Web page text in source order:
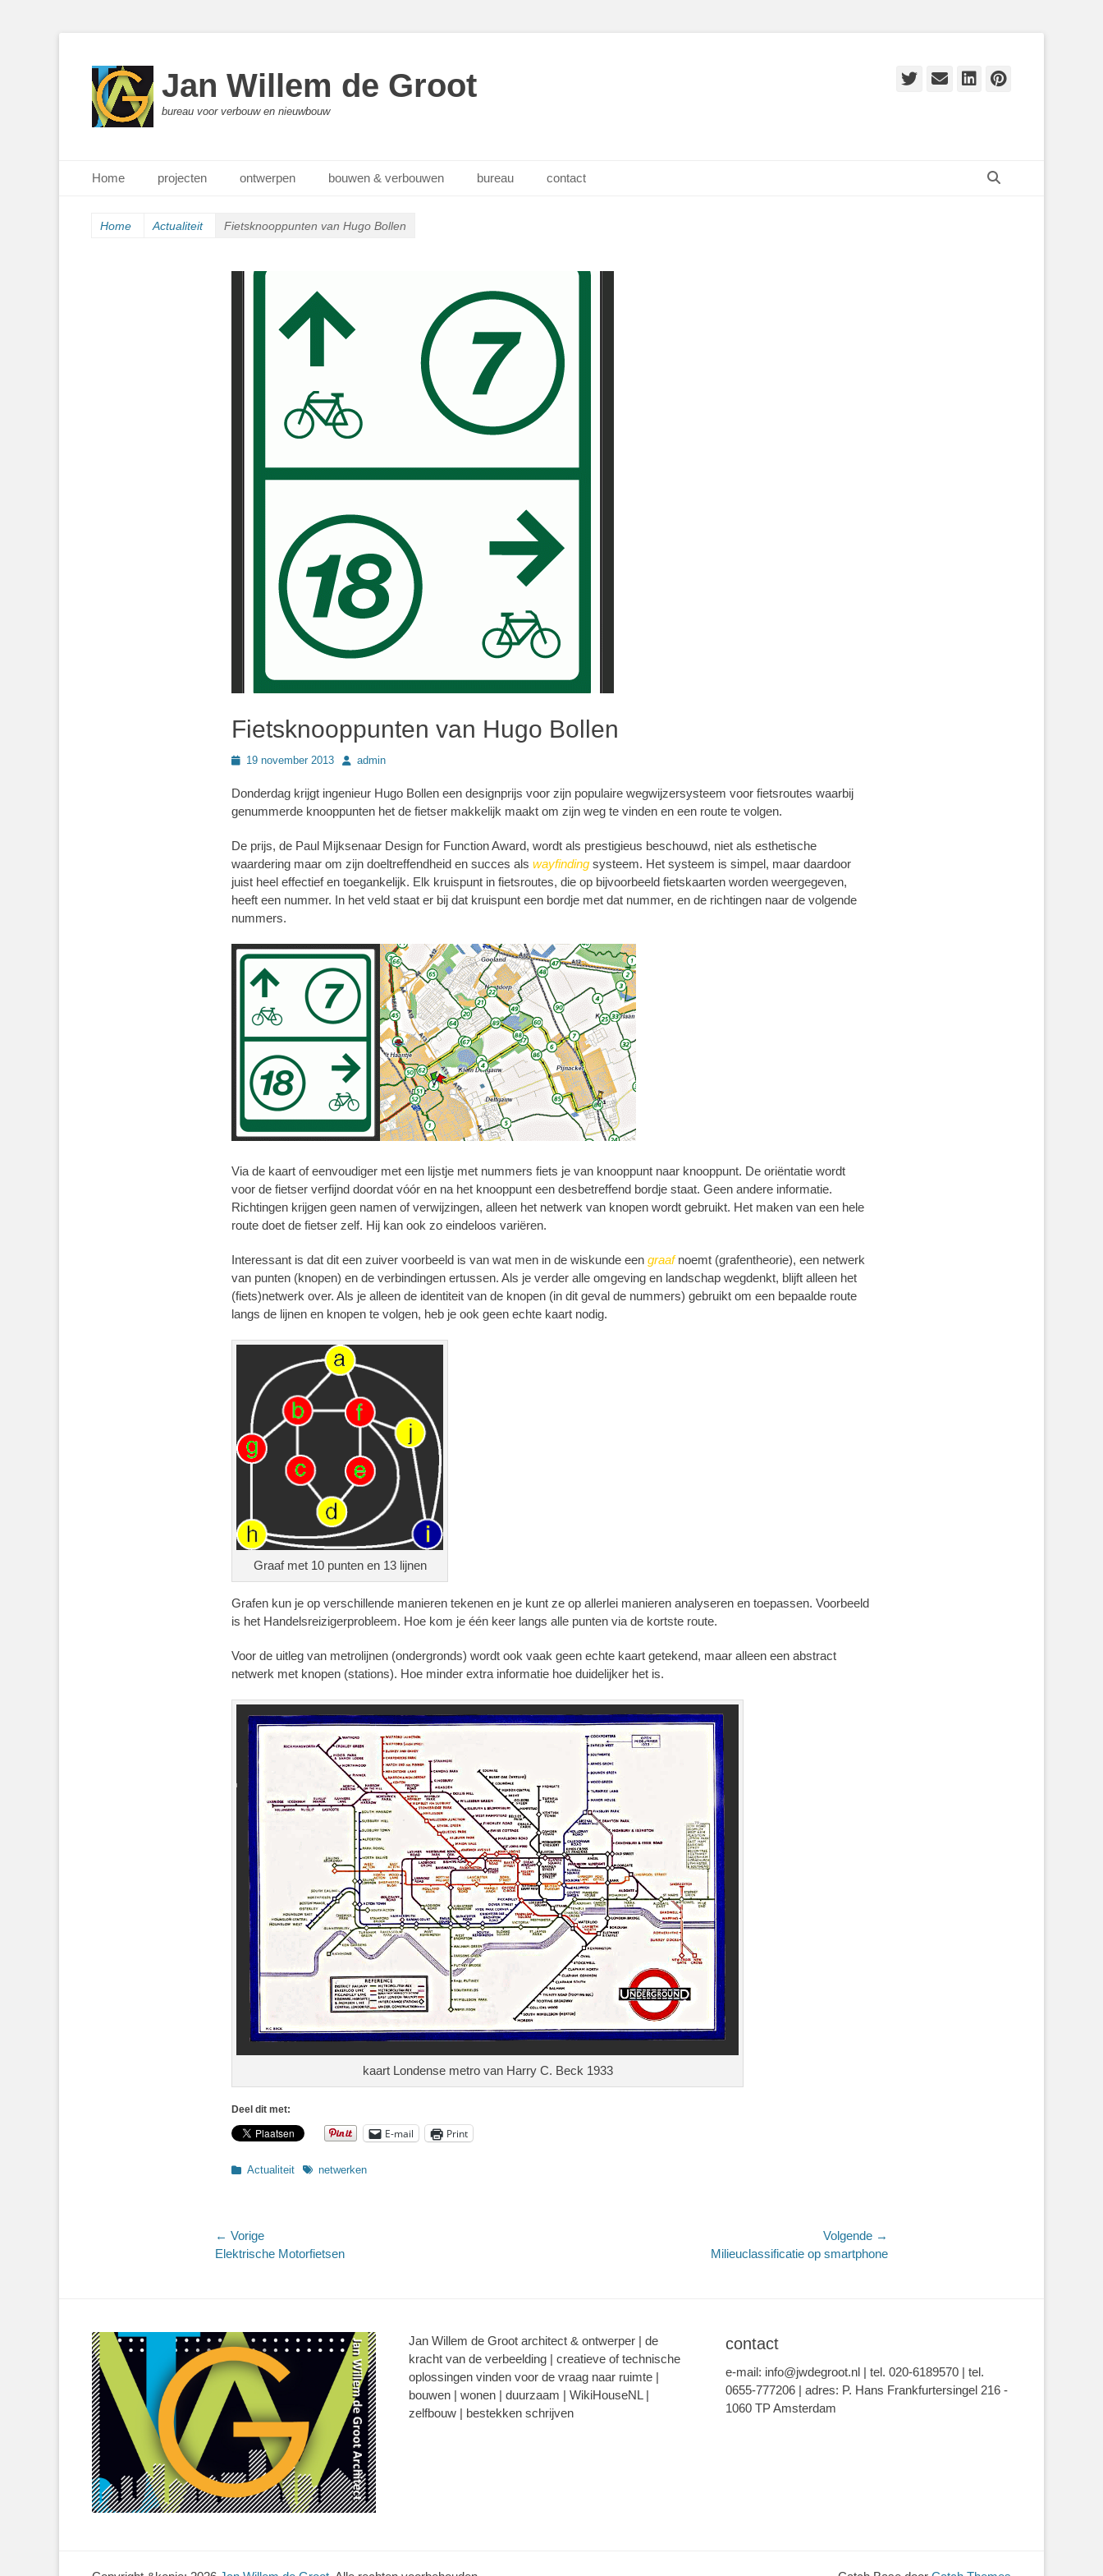
Jan Willem de Groot
bureau voor verbouw en nieuwbouw
Twitter
E-
LinkedIn
Primair menu
naar
inhoud
Home projecten ontwerpen bouwen & verbouwen bureau contact
Home Actualiteit Fietsknooppunten van Hugo Bollen
Fietsknooppunten van Hugo Bollen
Geplaatst
19 november 2013 Authoradmin
Donderdag krijgt ingenieur Hugo Bollen een designprijs voor zijn populaire wegwijzersysteem voor fietsroutes waarbij
genummerde knooppunten het de fietser makkelijk maakt om zijn weg te vinden en een route te volgen.
De prijs, de Paul Mijksenaar Design for Function Award, wordt als prestigieus beschouwd, niet als esthetische
waardering maar om zijn doeltreffendheid en succes als wayfinding systeem. Het systeem is simpel, maar daardoor
juist heel effectief en toegankelijk. Elk kruispunt in fietsroutes, die op bijvoorbeeld fietskaarten worden weergegeven,
heeft een nummer. In het veld staat er bij dat kruispunt een bordje met dat nummer, en de richtingen naar de volgende
nummers.
Via de kaart of eenvoudiger met een lijstje met nummers fiets je van knooppunt naar knooppunt. De oriëntatie wordt
voor de fietser verfijnd doordat vóór en na het knooppunt een desbetreffend bordje staat. Geen andere informatie.
Richtingen krijgen geen namen of verwijzingen, alleen het netwerk van knopen wordt gebruikt. Het maken van een hele
route doet de fietser zelf. Hij kan ook zo eindeloos variëren.
Interessant is dat dit een zuiver voorbeeld is van wat men in de wiskunde een graafnoemt (grafentheorie), een netwerk
van punten (knopen) en de verbindingen ertussen. Als je verder alle omgeving en landschap wegdenkt, blijft alleen het
(fiets)netwerk over. Als je alleen de identiteit van de knopen (in dit geval de nummers) gebruikt om een bepaalde route
langs de lijnen en knopen te volgen, heb je ook geen echte kaart nodig.
Graaf met 10 punten en 13 lijnen
Grafen kun je op verschillende manieren tekenen en je kunt ze op allerlei manieren analyseren en toepassen. Voorbeeld
is het Handelsreizigerprobleem. Hoe kom je één keer langs alle punten via de kortste route.
Voor de uitleg van metrolijnen (ondergronds) wordt ook vaak geen echte kaart getekend, maar alleen een abstract
netwerk met knopen (stations). Hoe minder extra informatie hoe duidelijker het is.
kaart Londense metro van Harry C. Beck 1933
Deel dit met:
E-mail Print
Categorieën
Actualiteit Tagsnetwerken
Bericht
navigatie
← Vorige
Vorig
Elektrische Motorfietsen
Volgende →
Milieuclassificatie op smartphone
Jan Willem de Groot architect & ontwerper | de
kracht van de verbeelding | creatieve of technische
oplossingen vinden voor de vraag naar ruimte |
bouwen | wonen | duurzaam | WikiHouseNL |
zelfbouw | bestekken schrijven
contact
e-mail: info@jwdegroot.nl | tel. 020-6189570 | tel.
0655-777206 | adres: P. Hans Frankfurtersingel 216 -
1060 TP Amsterdam